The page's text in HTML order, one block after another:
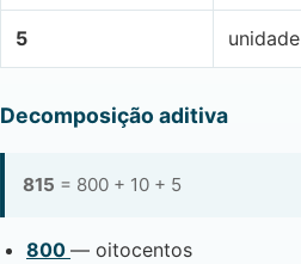
5 unidade
Decomposição aditiva
815 = 800 + 10 + 5
800 — oitocentos